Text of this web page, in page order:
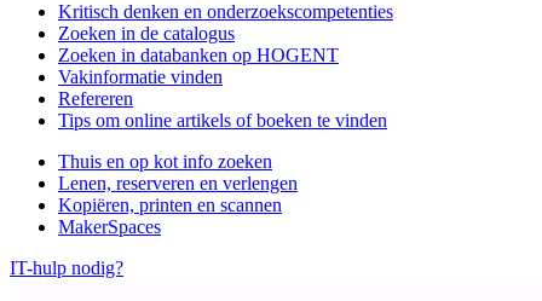
Kritisch denken en onderzoekscompetenties
Zoeken in de catalogus
Zoeken in databanken op HOGENT
Vakinformatie vinden
Refereren
Tips om online artikels of boeken te vinden
Thuis en op kot info zoeken
Lenen, reserveren en verlengen
Kopiëren, printen en scannen
MakerSpaces
IT-hulp nodig?